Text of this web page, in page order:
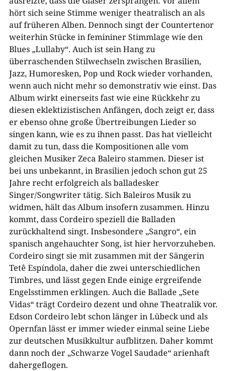
hört sich seine Stimme weniger theatralisch an als
auf früheren Alben. Dennoch singt der Countertenor
weiterhin Stücke in femininer Stimmlage wie den
Blues „Lullaby“. Auch ist sein Hang zu
überraschenden Stilwechseln zwischen Brasilien,
Jazz, Humoresken, Pop und Rock wieder vorhanden,
wenn auch nicht mehr so demonstrativ wie einst. Das
Album wirkt einerseits fast wie eine Rückkehr zu
diesen eklektizistischen Anfängen, doch zeigt er, dass
er ebenso ohne große Übertreibungen Lieder so
singen kann, wie es zu ihnen passt. Das hat vielleicht
damit zu tun, dass die Kompositionen alle vom
gleichen Musiker Zeca Baleiro stammen. Dieser ist
bei uns unbekannt, in Brasilien jedoch schon gut 25
Jahre recht erfolgreich als balladesker
Singer/Songwriter tätig. Sich Baleiros Musik zu
widmen, hält das Album insofern zusammen. Hinzu
kommt, dass Cordeiro speziell die Balladen
zurückhaltend singt. Insbesondere „Sangro“, ein
spanisch angehauchter Song, ist hier hervorzuheben.
Cordeiro singt sie mit zusammen mit der Sängerin
Tetê Espíndola, daher die zwei unterschiedlichen
Timbres, und lässt gegen Ende einige ergreifende
Engelsstimmen erklingen. Auch die Ballade „Sete
Vidas“ trägt Cordeiro dezent und ohne Theatralik vor.
Edson Cordeiro lebt schon länger in Lübeck und als
Opernfan lässt er immer wieder einmal seine Liebe
zur deutschen Musikkultur aufblitzen. Daher kommt
dann noch der „Schwarze Vogel Saudade“ arienhaft
dahergeflogen.